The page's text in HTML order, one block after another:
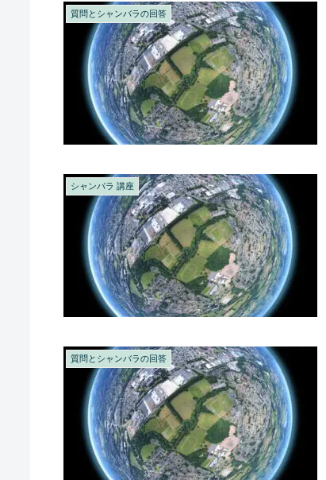
質問とシャンバラの回答
シャンバラ 講座
質問とシャンバラの回答